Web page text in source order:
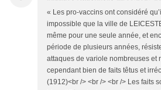
« Les pro-vaccins ont considéré
impossible que la ville de
même pour une seule année, et
période de plusieurs années,
attaques de variole nombreuses et
cependant bien de faits têtus et
(1912)<br /> <br /> <br /> Les faits